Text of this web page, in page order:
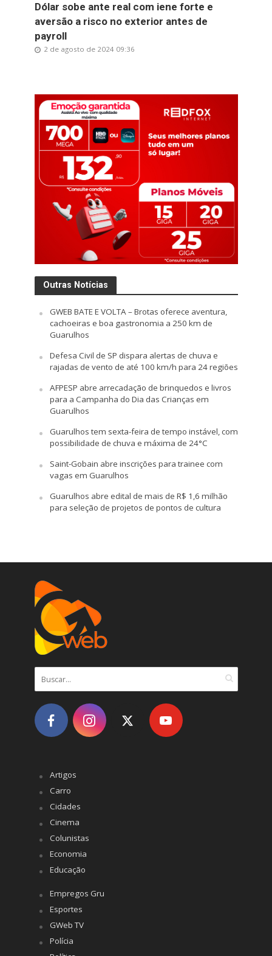
Dólar sobe ante real com iene forte e
aversão a risco no exterior antes de
payroll
2 de agosto de 2024 09:36
Outras Notícias
GWEB BATE E VOLTA – Brotas oferece aventura,
cachoeiras e boa gastronomia a 250 km de
Guarulhos
Defesa Civil de SP dispara alertas de chuva e
rajadas de vento de até 100 km/h para 24 regiões
AFPESP abre arrecadação de brinquedos e livros
para a Campanha do Dia das Crianças em
Guarulhos
Guarulhos tem sexta-feira de tempo instável, com
possibilidade de chuva e máxima de 24°C
Saint-Gobain abre inscrições para trainee com
vagas em Guarulhos
Guarulhos abre edital de mais de R$ 1,6 milhão
para seleção de projetos de pontos de cultura
Artigos
Carro
Cidades
Cinema
Colunistas
Economia
Educação
Empregos Gru
Esportes
GWeb TV
Polícia